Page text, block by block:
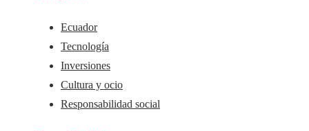
Ecuador
Tecnología
Inversiones
Cultura y ocio
Responsabilidad social